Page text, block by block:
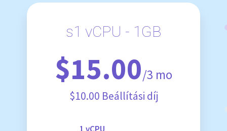
s1 vCPU - 1GB
$15.00/3 mo
$10.00 Beállítási díj